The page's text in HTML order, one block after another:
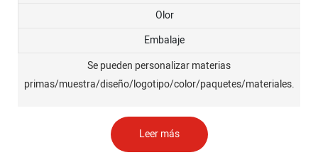
Olor
Embalaje
Se pueden personalizar materias
primas/muestra/diseño/logotipo/color/paquetes/materiales.
Leer más